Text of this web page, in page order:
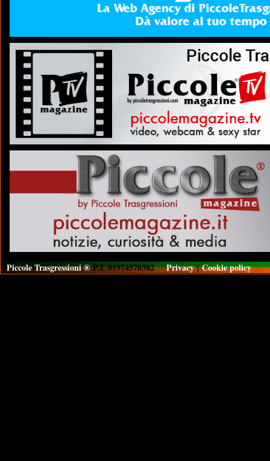
Piccole Trasgressioni ®P.I. 01974570382Privacy|Cookie policy